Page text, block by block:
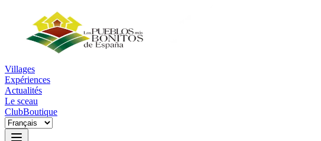
Villages
Expériences
Actualités
Le sceau
ClubBoutique